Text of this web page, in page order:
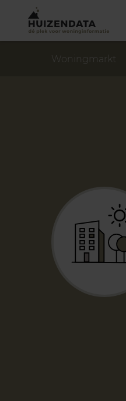
Woningmarkt